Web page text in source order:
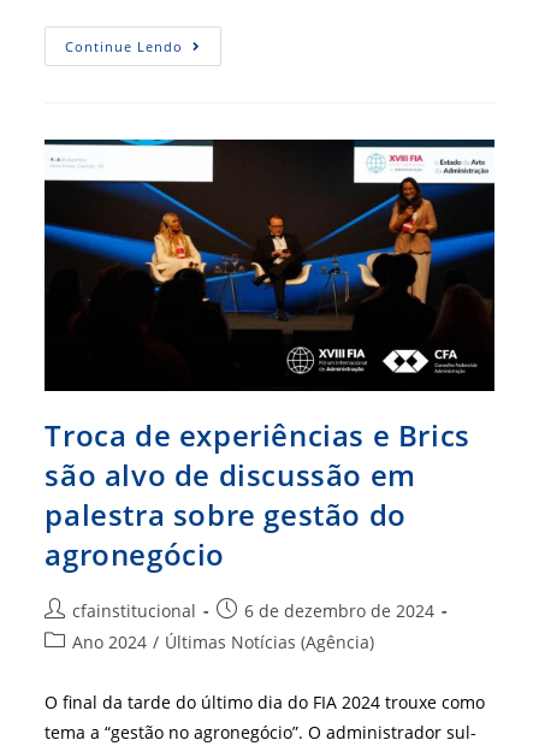
Continue Lendo RBA
163,
Muito
Troca de experiências e Brics
são alvo de discussão em
palestra sobre gestão do
agronegócio
Autor
do
cfainstitucional
Post
publicado:
6 de dezembro de 2024
Categoria
post:
Ano 2024 / Últimas Notícias (Agência)
O final da tarde do último dia do FIA 2024 trouxe como
tema a “gestão no agronegócio”. O administrador sul-